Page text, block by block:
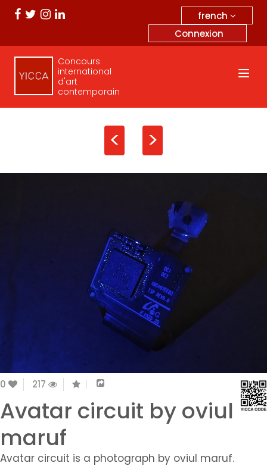
french
Connexion
Concours
international
d'art
contemporain
< >
0 217
Avatar circuit by oviul
maruf
Avatar circuit is a photograph by oviul maruf.